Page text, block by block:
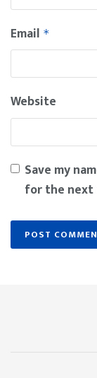
Email *
Website
Save my
for the next